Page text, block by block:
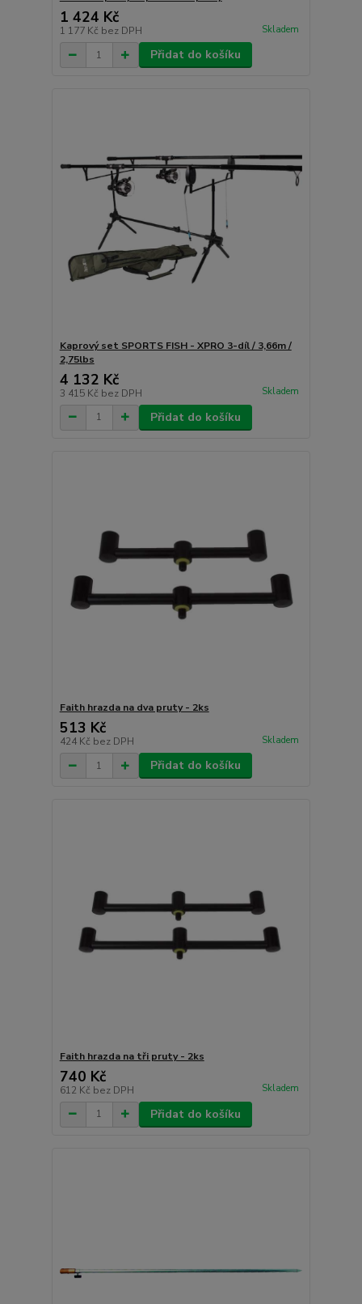
1 424 Kč
1 177 Kč bez DPH Skladem
Přidat do košíku
Kaprový set SPORTS FISH - XPRO 3-díl / 3,66m /
2,75lbs
4 132 Kč
3 415 Kč bez DPH Skladem
Přidat do košíku
Faith hrazda na dva pruty - 2ks
513 Kč
424 Kč bez DPH Skladem
Přidat do košíku
Faith hrazda na tři pruty - 2ks
740 Kč
612 Kč bez DPH Skladem
Přidat do košíku